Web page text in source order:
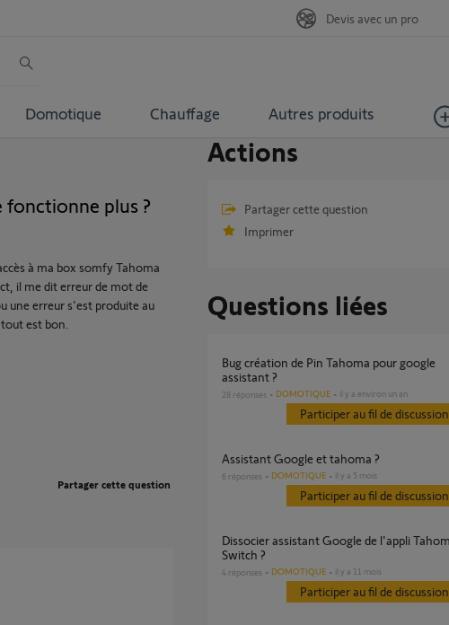
Domotique Chauffage Autres produits
Devis avec un pro
fonctionne plus ?
à ma box somfy Tahoma
il me dit erreur de mot de
une erreur s'est produite au
est bon.
Partager cette question
Actions
Partager cette question
Imprimer
Questions liées
Bug création de Pin Tahoma pour google
assistant ?
28 réponses DOMOTIQUE il y a environ un an
Participer au fil de discussion
Assistant Google et tahoma ?
6 réponses DOMOTIQUE il y a 5 mois
Participer au fil de discussion
Dissocier assistant Google de l'appli Tahoma
Switch ?
4 réponses DOMOTIQUE il y a 11 mois
Participer au fil de discussion